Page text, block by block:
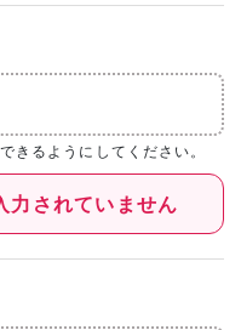
るようにしてください。
力されていません